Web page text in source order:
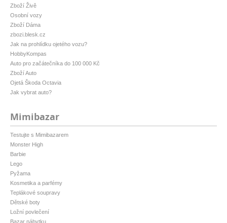
Zboží Živě
Osobní vozy
Zboží Dáma
zbozi.blesk.cz
Jak na prohlídku ojetého vozu?
HobbyKompas
Auto pro začátečníka do 100 000 Kč
Zboží Auto
Ojetá Škoda Octavia
Jak vybrat auto?
Mimibazar
Testujte s Mimibazarem
Monster High
Barbie
Lego
Pyžama
Kosmetika a parfémy
Teplákové soupravy
Dětské boty
Ložní povlečení
Bazar nábytku